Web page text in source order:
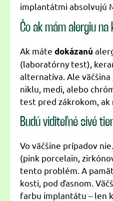
implantátmi absolvujú
Čo ak mám alergiu na
Ak máte dokázanú
(laboratórny test),
alternatíva. Ale väčšina
niklu, medi, alebo
test pred zákrokom, ak
Budú viditeľné sivé
Vo väčšine prípadov
(pink porcelain,
tento problém. A
kosti, pod ďasnom.
farbu implantátu – len